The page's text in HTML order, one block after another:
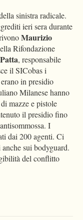
sinistra radicale.
ieri sera durante
Maurizio
Rifondazione
, responsabile
il SICobas i
in presidio
Milanese hanno
mazze e pistole
il presidio fino
I
dai 200 agenti. Ci
sui bodyguard.
del conflitto